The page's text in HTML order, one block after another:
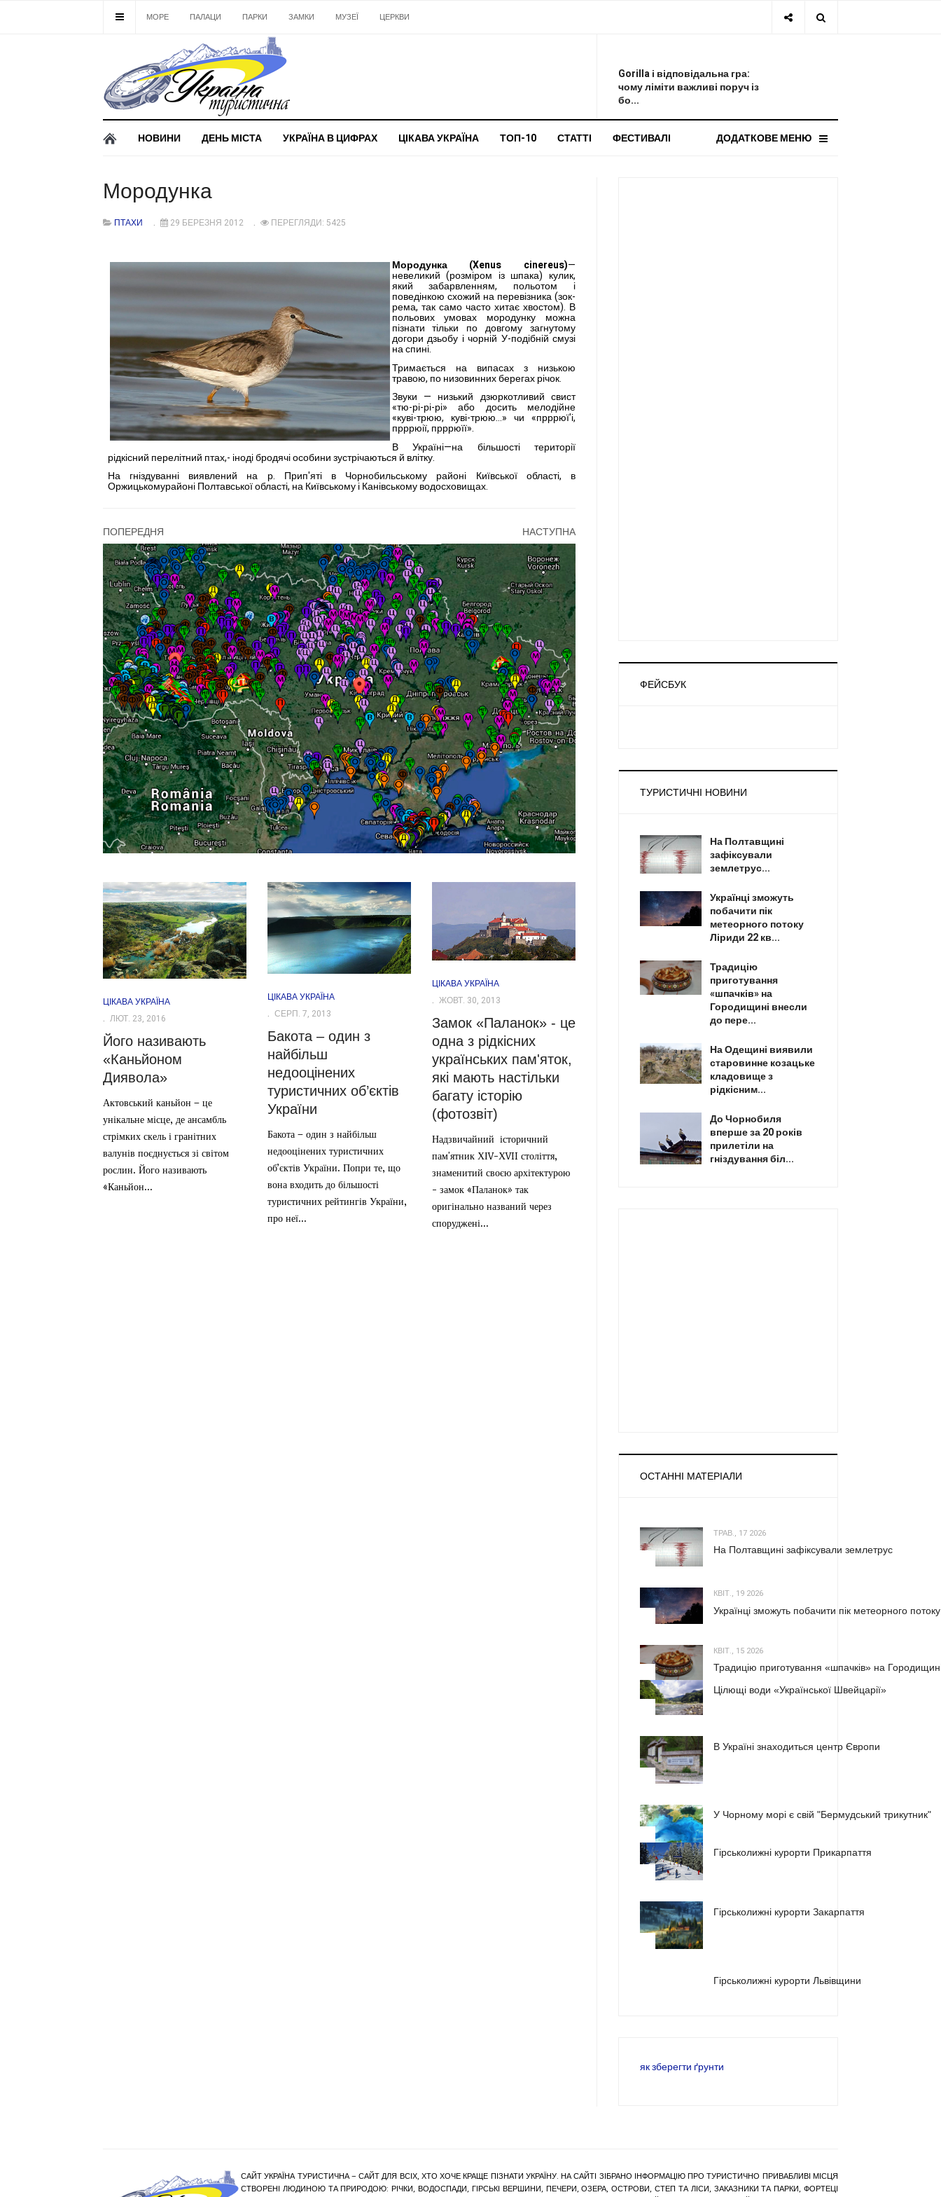
МОРЕ ПАЛАЦИ ПАРКИ ЗАМКИ МУЗЕЇ ЦЕРКВИ
Gorilla і відповідальна гра:
чому ліміти важливі поруч із
бо...
НОВИНИ ДЕНЬ МІСТА УКРАЇНА В ЦИФРАХ ЦІКАВА УКРАЇНА ТОП-10 СТАТТІ ДОДАТКОВЕ МЕНЮ
ФЕСТИВАЛІ
Мородунка
ПТАХИ 29 БЕРЕЗНЯ 2012 ПЕРЕГЛЯДИ: 5425
Мородунка (Xenus cinereus)—
невеликий (розміром із шпа­ка) кулик,
який забарвленням, польотом і
поведінкою схожий на перевізника (зок­
рема, так само часто хитає хвостом). В
польових умовах мородунку можна
пізнати тільки по довгому загнуто­му
догори дзьобу і чорній У-подібній смузі
на спині.
Тримається на випасах з низькою
травою, по низо­винних берегах річок.
Зву­ки — низький дзюркотливий свист
«тю-рі-рі-рі» або досить мелодійне
«куві-трюю, куві-трюю...» чи «прррюї'і,
прррюії, прррюїї».
В Україні—на біль­шості території
рідкісний пе­релітний птах,- іноді бродячі особини зустрічаються й вліт­ку.
На гніздуванні виявлений на р. Прип'яті в Чорнобиль­ському районі Київської області, в
Оржицькомурайоні Полтавської області, на Київському і Канівському водо­сховищах.
ПОПЕРЕДНЯ НАСТУПНА
ЦІКАВА УКРАЇНА
ЛЮТ. 23, 2016
Його називають
«Каньйоном
Диявола»
Актовський каньйон – це
унікальне місце, де ансамбль
стрімких скель і гранітних
валунів поєднується зі світом
рослин. Його називають
«Каньйон...
ЦІКАВА УКРАЇНА
СЕРП. 7, 2013
Бакота – один з
найбільш
недооцінених
туристичних об’єктів
України
Бакота – один з найбільш
недооцінених туристичних
об’єктів України. Попри те, що
вона входить до більшості
туристичних рейтингів України,
про неї...
ЦІКАВА УКРАЇНА
ЖОВТ. 30, 2013
Замок «Паланок» - це
одна з рідкісних
українських пам'яток,
які мають настільки
багату історію
(фотозвіт)
Надзвичайний історичний
пам'ятник ХІV-ХVII століття,
знаменитий своєю архітектурою
- замок «Паланок» так
оригінально названий через
споруджені...
ФЕЙСБУК
ТУРИСТИЧНІ НОВИНИ
На Полтавщині
зафіксували
землетрус...
Українці зможуть
побачити пік
метеорного потоку
Ліриди 22 кв...
Традицію
приготування
«шпачків» на
Городищині внесли
до пере...
На Одещині виявили
старовинне козацьке
кладовище з
рідкісним...
До Чорнобиля
вперше за 20 років
прилетіли на
гніздування біл...
ОСТАННІ МАТЕРІАЛИ
ТРАВ., 17 2026
На Полтавщині зафіксували землетрус
КВІТ., 19 2026
Українці зможуть побачити пік метеорного
КВІТ., 15 2026
Традицію приготування «шпачків» на
Цілющі води «Української Швейцарії»
В Україні знаходиться центр Європи
У Чорному морі є свій "Бермудський трикутник"
Гірськолижні курорти Прикарпаття
Гірськолижні курорти Закарпаття
Гірськолижні курорти Львівщини
як зберегти ґрунти
САЙТ УКРАЇНА ТУРИСТИЧНА – САЙТ ДЛЯ ВСІХ, ХТО ХОЧЕ КРАЩЕ ПІЗНАТИ УКРАЇНУ. НА САЙТІ ЗІБРАНО ІНФОРМАЦІЮ ПРО ТУРИСТИЧНО ПРИВАБЛИВІ МІСЦЯ
СТВОРЕНІ ЛЮДИНОЮ ТА ПРИРОДОЮ: РІЧКИ, ВОДОСПАДИ, ГІРСЬКІ ВЕРШИНИ, ПЕЧЕРИ, ОЗЕРА, ОСТРОВИ, СТЕП ТА ЛІСИ, ЗАКАЗНИКИ ТА ПАРКИ, ФОРТЕЦІ